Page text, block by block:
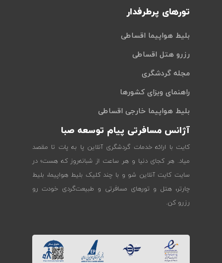
تورهای پرطرفدار
بلیط هواپیما اقساطی
رزرو هتل اقساطی
مجله گردشگری
راهنمای ویزای کشورها
بلیط هواپیما خارجی اقساطی
آژانس مسافرتی پیام توسعه صبا
کایت با ارائه خدمات گردشگری آنلاین پا به پات تا مقصد
میاد. هر کجای دنیا و هر ساعت از شبانه‌روز که هست؛ در
سایت کایت آنلاین شو و با چند کلیک بلیط هواپیما، بلیط
چارتر، هتل و تورهای مسافرتی و طبیعت‌گردی خودت رو
رزرو کن.